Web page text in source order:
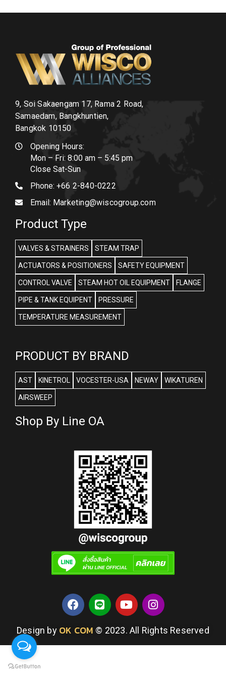
9, Soi Sakaengam 17, Rama 2 Road,
Samaedam, Bangkhuntien,
Bangkok 10150
Opening Hours:
Mon – Fri: 8:00 am – 5:45 pm
Close Sat-Sun
Phone: +66 2-840-0222
Email: Marketing@wiscogroup.com
Product Type
VALVES & STRAINERS STEAM TRAP
ACTUATORS & POSITIONERS SAFETY EQUIPMENT
CONTROL VALVE STEAM HOT OIL EQUIPMENT FLANGE
PIPE & TANK EQUIPENT PRESSURE
TEMPERATURE MEASUREMENT
PRODUCT BY BRAND
AST KINETROL VOCESTER-USA NEWAY WIKATUREN
AIRSWEEP
Shop By Line OA
Design by OK COM © 2023. All Rights Reserved